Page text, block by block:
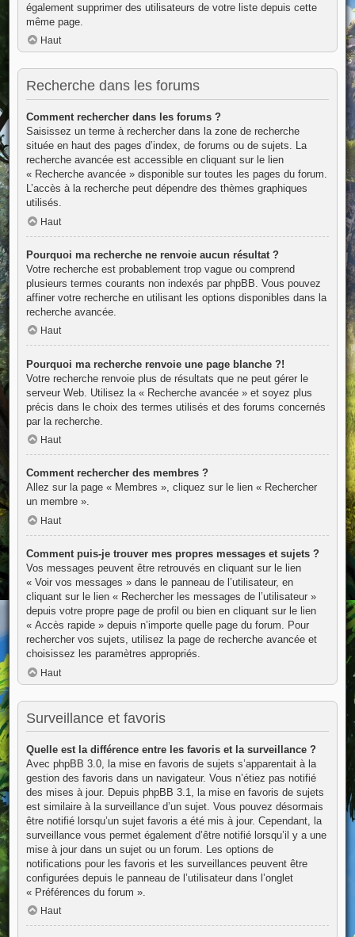
également supprimer des utilisateurs de votre liste depuis cette
même page.
Haut
Recherche dans les forums
Comment rechercher dans les forums ?
Saisissez un terme à rechercher dans la zone de recherche
située en haut des pages d’index, de forums ou de sujets. La
recherche avancée est accessible en cliquant sur le lien
« Recherche avancée » disponible sur toutes les pages du forum.
L’accès à la recherche peut dépendre des thèmes graphiques
utilisés.
Haut
Pourquoi ma recherche ne renvoie aucun résultat ?
Votre recherche est probablement trop vague ou comprend
plusieurs termes courants non indexés par phpBB. Vous pouvez
affiner votre recherche en utilisant les options disponibles dans la
recherche avancée.
Haut
Pourquoi ma recherche renvoie une page blanche ?!
Votre recherche renvoie plus de résultats que ne peut gérer le
serveur Web. Utilisez la « Recherche avancée » et soyez plus
précis dans le choix des termes utilisés et des forums concernés
par la recherche.
Haut
Comment rechercher des membres ?
Allez sur la page « Membres », cliquez sur le lien « Rechercher
un membre ».
Haut
Comment puis-je trouver mes propres messages et sujets ?
Vos messages peuvent être retrouvés en cliquant sur le lien
« Voir vos messages » dans le panneau de l’utilisateur, en
cliquant sur le lien « Rechercher les messages de l’utilisateur »
depuis votre propre page de profil ou bien en cliquant sur le lien
« Accès rapide » depuis n’importe quelle page du forum. Pour
rechercher vos sujets, utilisez la page de recherche avancée et
choisissez les paramètres appropriés.
Haut
Surveillance et favoris
Quelle est la différence entre les favoris et la surveillance ?
Avec phpBB 3.0, la mise en favoris de sujets s’apparentait à la
gestion des favoris dans un navigateur. Vous n’étiez pas notifié
des mises à jour. Depuis phpBB 3.1, la mise en favoris de sujets
est similaire à la surveillance d’un sujet. Vous pouvez désormais
être notifié lorsqu’un sujet favoris a été mis à jour. Cependant, la
surveillance vous permet également d’être notifié lorsqu’il y a une
mise à jour dans un sujet ou un forum. Les options de
notifications pour les favoris et les surveillances peuvent être
configurées depuis le panneau de l’utilisateur dans l’onglet
« Préférences du forum ».
Haut